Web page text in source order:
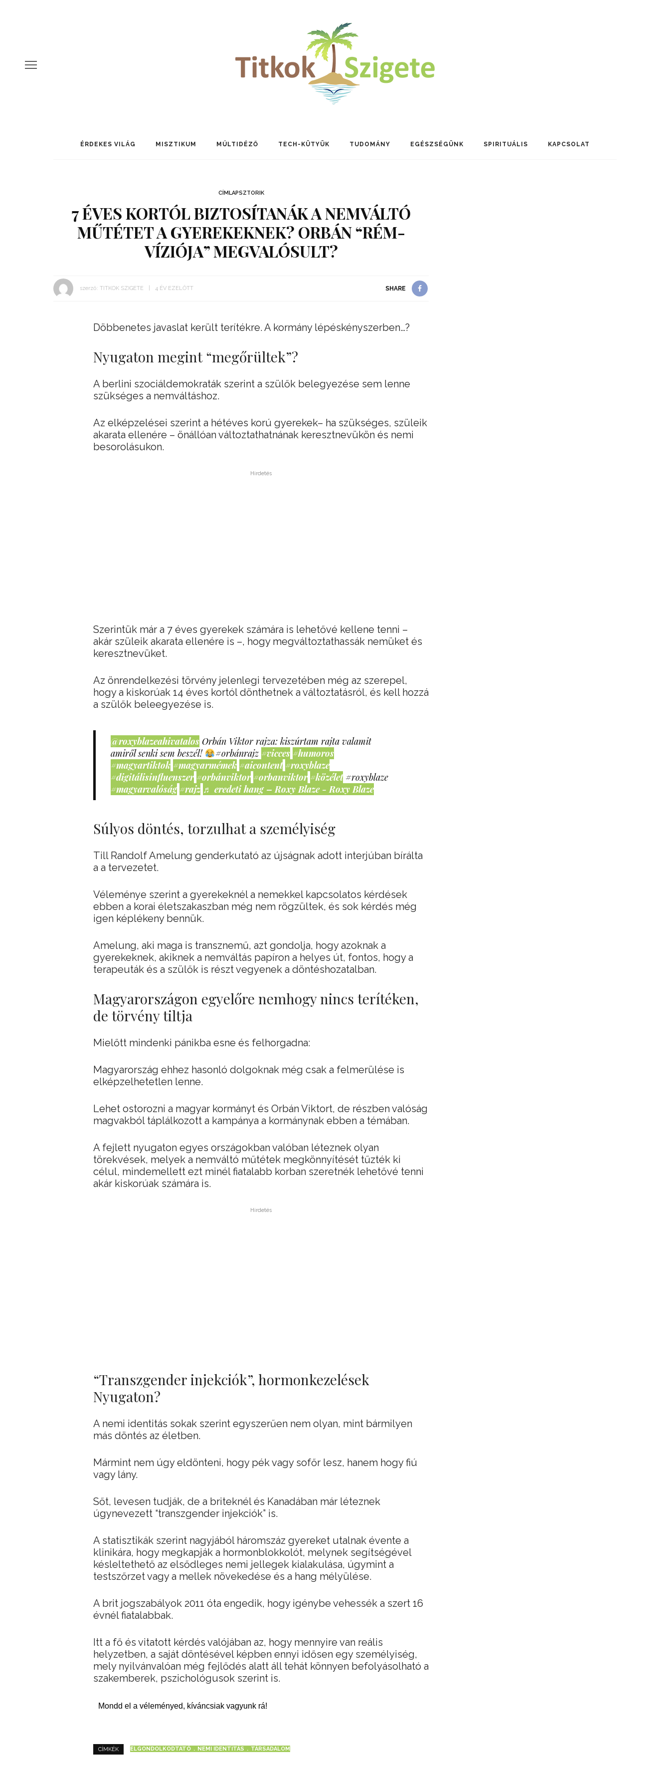
ÉRDEKES VILÁG MISZTIKUM MÚLTIDÉZŐ TECH-KÜTYÜK TUDOMÁNY EGÉSZSÉGÜNK SPIRITUÁLIS KAPCSOLAT
CÍMLAPSZTORIK
7 ÉVES KORTÓL BIZTOSÍTANÁK A NEMVÁLTÓ
MŰTÉTET A GYEREKEKNEK? ORBÁN “RÉM-
VÍZIÓJA” MEGVALÓSULT?
szerző: TITKOK SZIGETE 4 ÉV EZELŐTT SHARE
Döbbenetes javaslat került terítékre. A kormány lépéskényszerben…?
Nyugaton megint “megőrültek”?
A berlini szociáldemokraták szerint a szülők belegyezése sem lenne
szükséges a nemváltáshoz.
Az elképzelései szerint a hétéves korú gyerekek– ha szükséges, szüleik
akarata ellenére – önállóan változtathatnának keresztnevükön és nemi
besorolásukon.
Hirdetés
Szerintük már a 7 éves gyerekek számára is lehetővé kellene tenni –
akár szüleik akarata ellenére is –, hogy megváltoztathassák nemüket és
keresztnevüket.
Az önrendelkezési törvény jelenlegi tervezetében még az szerepel,
hogy a kiskorúak 14 éves kortól dönthetnek a változtatásról, és kell hozzá
a szülők beleegyezése is.
@roxyblazeahivatalos Orbán Viktor rajza: kiszúrtam rajta valamit
amiről senki sem beszél!
#orbánrajz #vicces #humoros
#magyartiktok #magyarmémek #aicontent #roxyblaze
#digitálisinfluenszer #orbánviktor #orbanviktor #közélet #roxyblaze
#magyarvalóság #rajz ♬ eredeti hang – Roxy Blaze - Roxy Blaze
Súlyos döntés, torzulhat a személyiség
Till Randolf Amelung genderkutató az újságnak adott interjúban bírálta
a a tervezetet.
Véleménye szerint a gyerekeknél a nemekkel kapcsolatos kérdések
ebben a korai életszakaszban még nem rögzültek, és sok kérdés még
igen képlékeny bennük.
Amelung, aki maga is transznemű, azt gondolja, hogy azoknak a
gyerekeknek, akiknek a nemváltás papíron a helyes út, fontos, hogy a
terapeuták és a szülők is részt vegyenek a döntéshozatalban.
Magyarországon egyelőre nemhogy nincs terítéken,
de törvény tiltja
Mielőtt mindenki pánikba esne és felhorgadna:
Magyarország ehhez hasonló dolgoknak még csak a felmerülése is
elképzelhetetlen lenne.
Lehet ostorozni a magyar kormányt és Orbán Viktort, de részben valóság
magvakból táplálkozott a kampánya a kormánynak ebben a témában.
A fejlett nyugaton egyes országokban valóban léteznek olyan
törekvések, melyek a nemváltó műtétek megkönnyítését tűzték ki
célul, mindemellett ezt minél fiatalabb korban szeretnék lehetővé tenni
akár kiskorúak számára is.
Hirdetés
“Transzgender injekciók”, hormonkezelések
Nyugaton?
A nemi identitás sokak szerint egyszerűen nem olyan, mint bármilyen
más döntés az életben.
Mármint nem úgy eldönteni, hogy pék vagy sofőr lesz, hanem hogy fiú
vagy lány.
Sőt, levesen tudják, de a briteknél és Kanadában már léteznek
úgynevezett “transzgender injekciók” is.
A statisztikák szerint nagyjából háromszáz gyereket utalnak évente a
klinikára, hogy megkapják a hormonblokkolót, melynek segítségével
késleltethető az elsődleges nemi jellegek kialakulása, úgymint a
testszőrzet vagy a mellek növekedése és a hang mélyülése.
A brit jogszabályok 2011 óta engedik, hogy igénybe vehessék a szert 16
évnél fiatalabbak.
Itt a fő és vitatott kérdés valójában az, hogy mennyire van reális
helyzetben, a saját döntésével képben ennyi idősen egy személyiség,
mely nyilvánvalóan még fejlődés alatt áll tehát könnyen befolyásolható a
szakemberek, pszichológusok szerint is.
Mondd el a véleményed, kíváncsiak vagyunk rá!
CÍMKÉK ELGONDOLKODTATÓ NEMI IDENTITÁS TÁRSADALOM